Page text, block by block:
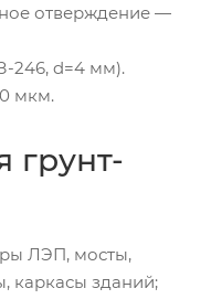
отверждение —
246, d=4 мм).
мкм.
грунт-
ЛЭП, мосты,
каркасы зданий;